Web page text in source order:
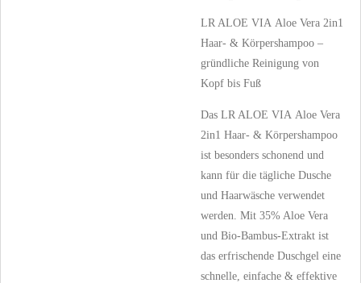
LR ALOE VIA Aloe Vera 2in1
Haar- & Körpershampoo –
gründliche Reinigung von
Kopf bis Fuß
Das LR ALOE VIA Aloe Vera
2in1 Haar- & Körpershampoo
ist besonders schonend und
kann für die tägliche Dusche
und Haarwäsche verwendet
werden. Mit 35% Aloe Vera
und Bio-Bambus-Extrakt ist
das erfrischende Duschgel eine
schnelle, einfache & effektive